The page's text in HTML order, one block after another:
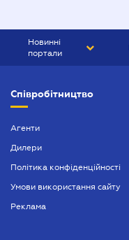
Новинні
портали
БІЗНЕС
Співробітництво
Агенти
Дилери
Політика конфіденційності
Умови використання сайту
Реклама